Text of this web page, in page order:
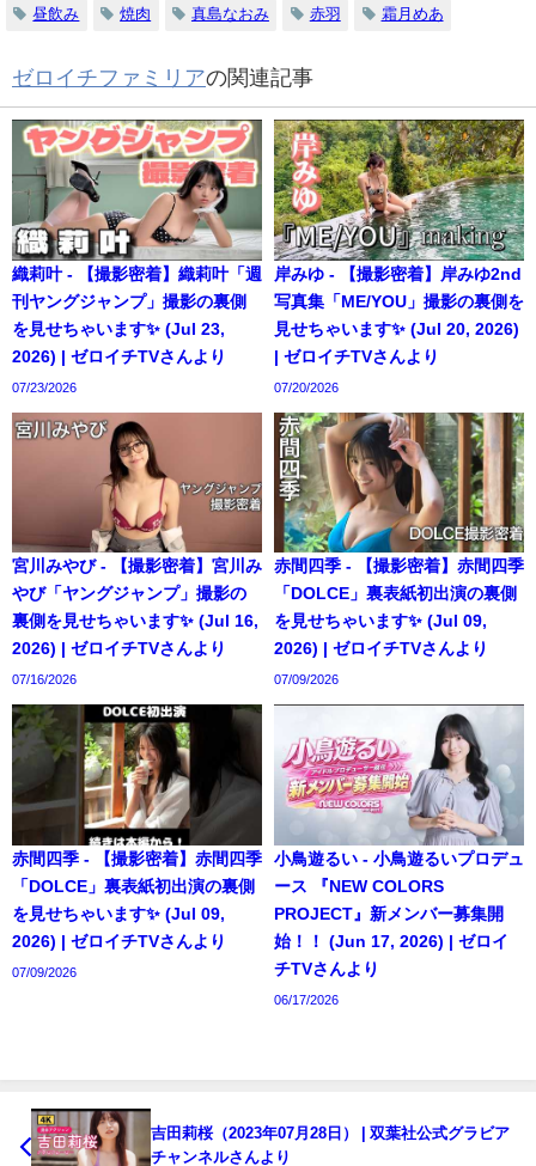
昼飲み 焼肉 真島なおみ 赤羽 霜月めあ
ゼロイチファミリアの関連記事
織莉叶 - 【撮影密着】織莉叶「週
刊ヤングジャンプ」撮影の裏側
を見せちゃいます✨ (Jul 23,
2026) | ゼロイチTVさんより
07/23/2026
岸みゆ - 【撮影密着】岸みゆ2nd
写真集「ME/YOU」撮影の裏側を
見せちゃいます✨ (Jul 20, 2026)
| ゼロイチTVさんより
07/20/2026
宮川みやび - 【撮影密着】宮川み
やび「ヤングジャンプ」撮影の
裏側を見せちゃいます✨ (Jul 16,
2026) | ゼロイチTVさんより
07/16/2026
赤間四季 - 【撮影密着】赤間四季
「DOLCE」裏表紙初出演の裏側
を見せちゃいます✨ (Jul 09,
2026) | ゼロイチTVさんより
07/09/2026
赤間四季 - 【撮影密着】赤間四季
「DOLCE」裏表紙初出演の裏側
を見せちゃいます✨ (Jul 09,
2026) | ゼロイチTVさんより
07/09/2026
小鳥遊るい - 小鳥遊るいプロデュ
ース 『NEW COLORS
PROJECT』新メンバー募集開
始！！ (Jun 17, 2026) | ゼロイ
チTVさんより
06/17/2026
吉田莉桜（2023年07月28日） | 双葉社公式グラビア
チャンネルさんより